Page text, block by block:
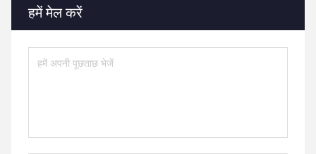
हमें मेल करें